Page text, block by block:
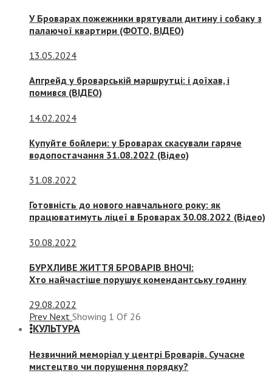
У Броварах пожежники врятували дитину і собаку з
палаючої квартири (ФОТО, ВІДЕО)
13.05.2024
Апгрейд у броварській маршрутці: і доїхав, і
помився (ВІДЕО)
14.02.2024
Купуйте бойлери: у Броварах скасували гаряче
водопостачання 31.08.2022 (Відео)
31.08.2022
Готовність до нового навчального року: як
працюватимуть ліцеї в Броварах 30.08.2022 (Відео)
30.08.2022
БУРХЛИВЕ ЖИТТЯ БРОВАРІВ ВНОЧІ:
Хто найчастіше порушує комендантську годину
29.08.2022
Prev Next Showing 1 Of 26
КУЛЬТУРА
Незвичний меморіал у центрі Броварів. Сучасне
мистецтво чи порушення порядку?